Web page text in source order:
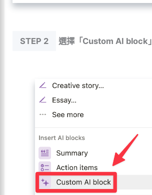
STEP 2 選擇「Custom AI block」